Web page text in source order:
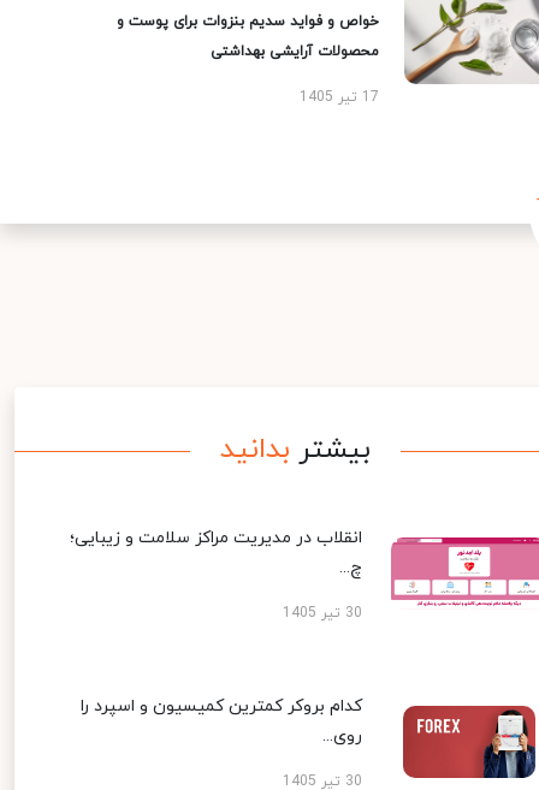
خواص و فواید سدیم بنزوات برای پوست و
محصولات آرایشی بهداشتی
17 تیر 1405
بیشتر بدانید
انقلاب در مدیریت مراکز سلامت و زیبایی؛
چ...
30 تیر 1405
کدام بروکر کمترین کمیسیون و اسپرد را
روی...
30 تیر 1405